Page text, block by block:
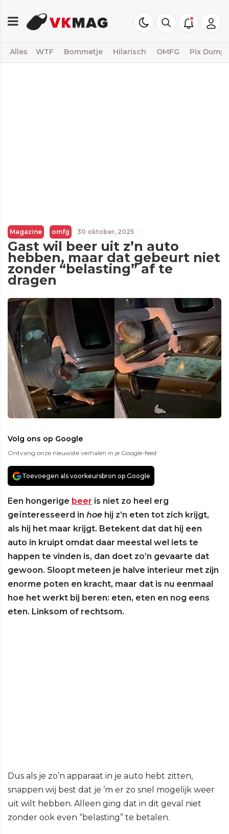
Alles WTF Bommetje Hilarisch OMFG Pix Dump
Magazine omfg 30 oktober, 2025 ·
Gast wil beer uit z’n auto
hebben, maar dat gebeurt niet
zonder “belasting” af te
dragen
Volg ons op Google
Ontvang onze nieuwste verhalen in je Google-feed
Toevoegen als voorkeursbron op Google
Een hongerige beer is niet zo heel erg
geïnteresseerd in hoe hij z’n eten tot zich krijgt,
als hij het maar krijgt. Betekent dat dat hij een
auto in kruipt omdat daar meestal wel iets te
happen te vinden is, dan doet zo’n gevaarte dat
gewoon. Sloopt meteen je halve interieur met zijn
enorme poten en kracht, maar dat is nu eenmaal
hoe het werkt bij beren: eten, eten en nog eens
eten. Linksom of rechtsom.
Dus als je zo’n apparaat in je auto hebt zitten,
snappen wij best dat je ’m er zo snel mogelijk weer
uit wilt hebben. Alleen ging dat in dit geval niet
zonder ook even “belasting” te betalen.